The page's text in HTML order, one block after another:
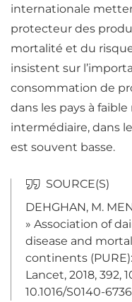
internationale
protecteur des
mortalité et du
insistent sur
consommation de
dans les pays à
intermédiaire, dans
est souvent basse.
DEHGHAN, M.
» Association of
disease and
continents
Lancet, 2018, 392,
10.1016/S0140-